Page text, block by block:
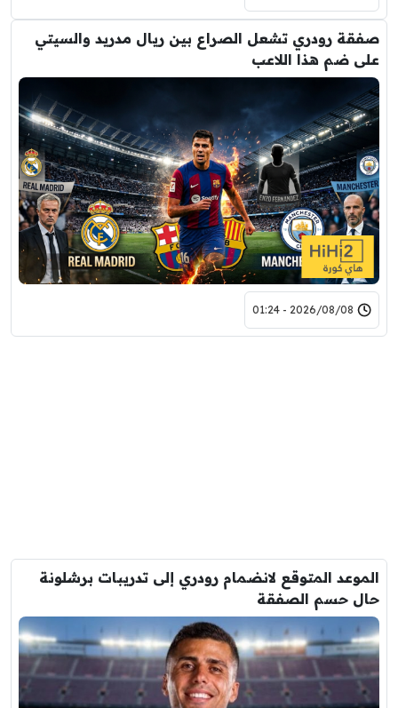
صفقة رودري تشعل الصراع بين ريال مدريد والسيتي
على ضم هذا اللاعب
2026/08/08 - 01:24
الموعد المتوقع لانضمام رودري إلى تدريبات برشلونة
حال حسم الصفقة